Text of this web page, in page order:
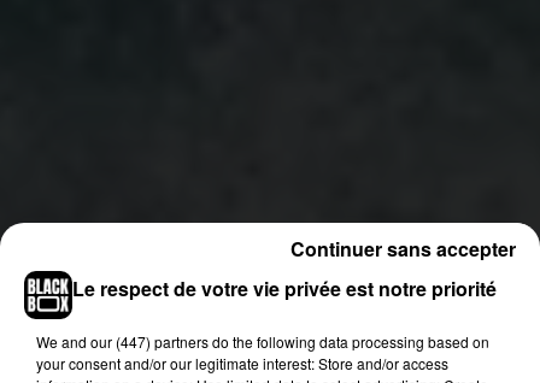
Le respect de votre vie privée est notre priorité
We and our (447) partnersdo the following data processing based on
your consent and/or our legitimate interest: Store and/or access
Continuer sans accepter